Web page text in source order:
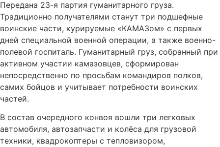
Передана 23-я партия гуманитарного груза.
Традиционно получателями станут три подшефные
воинские части, курируемые «КАМАЗом» с первых
дней специальной военной операции, а также военно-
полевой госпиталь. Гуманитарный груз, собранный при
активном участии камазовцев, сформирован
непосредственно по просьбам командиров полков,
самих бойцов и учитывает потребности воинских
частей.
В состав очередного конвоя вошли три легковых
автомобиля, автозапчасти и колёса для грузовой
техники, квадрокоптеры с тепловизором,